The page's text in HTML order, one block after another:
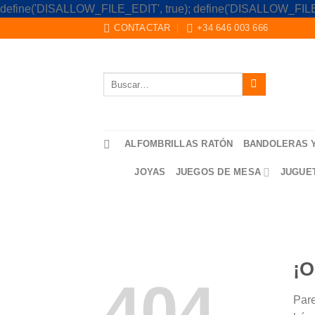
define('DISALLOW_FILE_EDIT', true);
CONTACTAR +34 646 003 666
ALFOMBRILLAS RATÓN BANDOLERAS
JOYAS JUEGOS DE MESA